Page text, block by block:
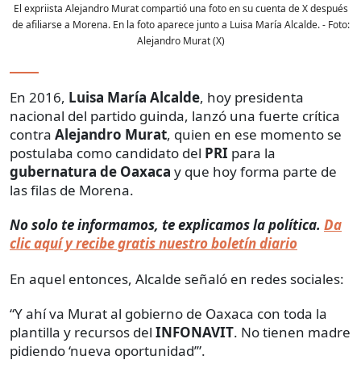
El expriista Alejandro Murat compartió una foto en su cuenta de X después
de afiliarse a Morena. En la foto aparece junto a Luisa María Alcalde.- Foto:
Alejandro Murat (X)
En 2016, Luisa María Alcalde, hoy presidenta
nacional del partido guinda, lanzó una fuerte crítica
contra Alejandro Murat, quien en ese momento se
postulaba como candidato del PRI para la
gubernatura de Oaxaca y que hoy forma parte de
las filas de Morena.
No solo te informamos, te explicamos la política. Da
clic aquí y recibe gratis nuestro boletín diario
En aquel entonces, Alcalde señaló en redes sociales:
“Y ahí va Murat al gobierno de Oaxaca con toda la
plantilla y recursos del INFONAVIT. No tienen madre
pidiendo ‘nueva oportunidad’”.